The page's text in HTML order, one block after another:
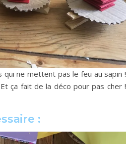
qui ne mettent pas le feu au sapin !
ça fait de la déco pour pas cher !
: